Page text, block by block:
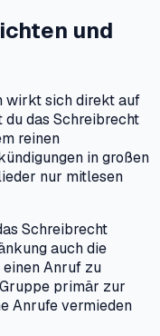
und
wirkt sich direkt auf
du das Schreibrecht
reinen
in großen
nur mitlesen
Schreibrecht
auch die
Anruf zu
primär zur
Anrufe vermieden